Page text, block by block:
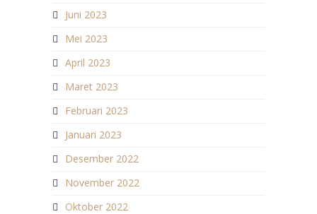
Juni 2023
Mei 2023
April 2023
Maret 2023
Februari 2023
Januari 2023
Desember 2022
November 2022
Oktober 2022